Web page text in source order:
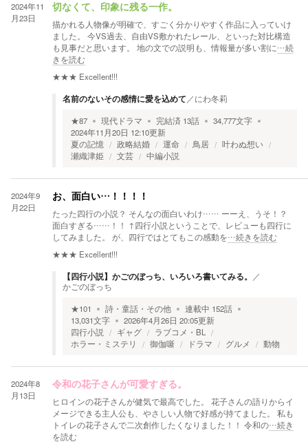
2024年11
月23日
切なくて、印象に残る一作。
描かれる人物像が明確で、すごく分かりやすく作品に入っていけ
ました。 今VS過去、自由VS敷かれたレール、といった対比構造
も見事だと思います。 地の文での説明も、情報量が多い割に…続
きを読む
★★★ Excellent!!!
名前のないその感情に愛を込めて ／にわ冬莉
★87 現代ドラマ 完結済 13話 34,777文字
2024年11月20日 12:10更新
夏の記憶
政略結婚 運命 鳥居
叶わぬ想い
瀬織津姫
文芸 中編小説
2024年9
月22日
お、面白い…！！！！
たった四行の小説？ そんなの面白いわけ…… ーーえ、うそ！？
面白すぎる……！！ ↑四行小説ということで、レビューも四行に
してみました。 が、四行ではとてもこの感動を…続きを読む
★★★ Excellent!!!
【四行小説】かごのぼっち、いろいろ書いてみる。
／
かごのぼっち
★101 詩・童話・その他 連載中 152話
13,031文字 2026年4月26日 20:05更新
四行小説
ギャグ
ラブコメ・BL
ホラー・ミステリ
御伽噺 ドラマ グルメ 動物
2024年8
月13日
令和の花子さんが可愛すぎる。
ヒロインの花子さんが健気で最高でした。 花子さんの語りからイ
メージできる主人公も、やさしい人物で好感が持てました。 私も
トイレの花子さんで二次創作したくなりました！！ 令和の…続き
を読む